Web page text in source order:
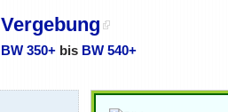
Vergebung
BW 350+bis BW 540+